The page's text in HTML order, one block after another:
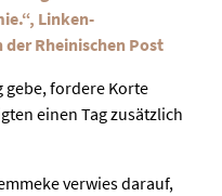
Linken-
Rheinischen Post
gebe, fordere Korte
einen Tag zusätzlich
verwies darauf,